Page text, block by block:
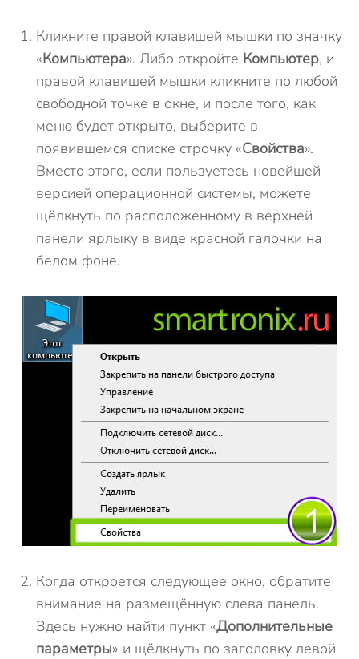
Кликните правой клавишей мышки по значку
«Компьютера». Либо откройте Компьютер, и
правой клавишей мышки кликните по любой
свободной точке в окне, и после того, как
меню будет открыто, выберите в
появившемся списке строчку «Свойства».
Вместо этого, если пользуетесь новейшей
версией операционной системы, можете
щёлкнуть по расположенному в верхней
панели ярлыку в виде красной галочки на
белом фоне.
Когда откроется следующее окно, обратите
внимание на размещённую слева панель.
Здесь нужно найти пункт «Дополнительные
параметры» и щёлкнуть по заголовку левой